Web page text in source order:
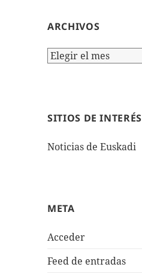
ARCHIVOS
Archivos
SITIOS DE INTERÉS
Noticias de Euskadi
META
Acceder
Feed de entradas